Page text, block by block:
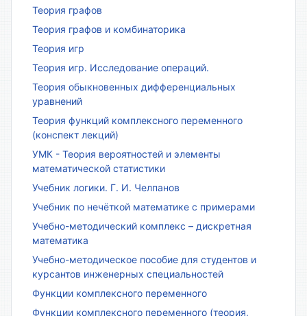
Теория графов
Теория графов и комбинаторика
Теория игр
Теория игр. Исследование операций.
Теория обыкновенных дифференциальных
уравнений
Теория функций комплексного переменного
(конспект лекций)
УМК - Теория вероятностей и элементы
математической статистики
Учебник логики. Г. И. Челпанов
Учебник по нечёткой математике с примерами
Учебно-методический комплекс – дискретная
математика
Учебно-методическое пособие для студентов и
курсантов инженерных специальностей
Функции комплексного переменного
Функции комплексного переменного (теория,